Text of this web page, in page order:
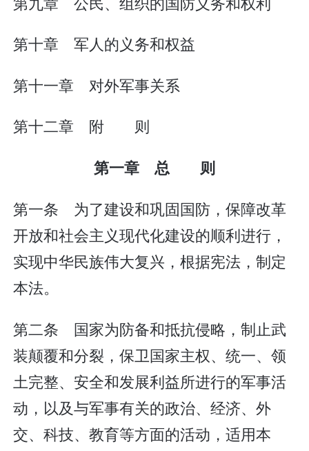
第十章 军人的义务和权益
第十一章 对外军事关系
第十二章 附 则
第一章 总 则
第一条 为了建设和巩固国防，保障改革
开放和社会主义现代化建设的顺利进行，
实现中华民族伟大复兴，根据宪法，制定
本法。
第二条 国家为防备和抵抗侵略，制止武
装颠覆和分裂，保卫国家主权、统一、领
土完整、安全和发展利益所进行的军事活
动，以及与军事有关的政治、经济、外
交、科技、教育等方面的活动，适用本